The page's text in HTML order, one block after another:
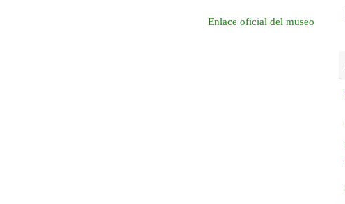
Enlace oficial del museo